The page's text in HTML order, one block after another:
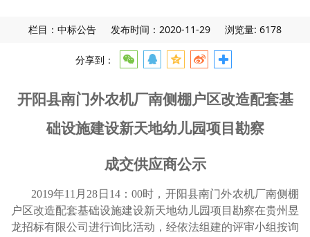
栏目：中标公告 发布时间：2020-11-29 浏览量: 6178
分享到：
开阳县南门外农机厂南侧棚户区改造配套基
础设施建设新天地幼儿园项目勘察
成交供应商公示
2019年11 月 28 日 14：00时， 开阳县南门外农机厂南侧棚
户区改造配套基础设施建设新天地幼儿园项目勘察在贵州昱
龙招标有限公司进行询比活动，经依法组建的评审小组按询